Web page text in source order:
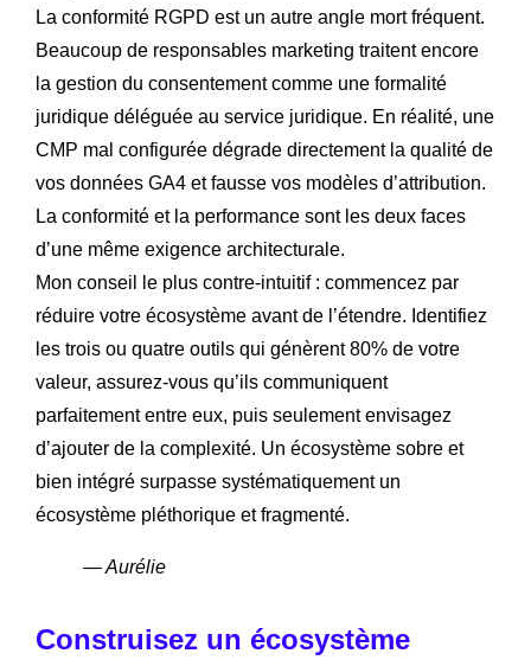
La conformité RGPD est un autre angle mort fréquent.
Beaucoup de responsables marketing traitent encore
la gestion du consentement comme une formalité
juridique déléguée au service juridique. En réalité, une
CMP mal configurée dégrade directement la qualité de
vos données GA4 et fausse vos modèles d’attribution.
La conformité et la performance sont les deux faces
d’une même exigence architecturale.
Mon conseil le plus contre-intuitif : commencez par
réduire votre écosystème avant de l’étendre. Identifiez
les trois ou quatre outils qui génèrent 80% de votre
valeur, assurez-vous qu’ils communiquent
parfaitement entre eux, puis seulement envisagez
d’ajouter de la complexité. Un écosystème sobre et
bien intégré surpasse systématiquement un
écosystème pléthorique et fragmenté.
— Aurélie
Construisez un écosystème